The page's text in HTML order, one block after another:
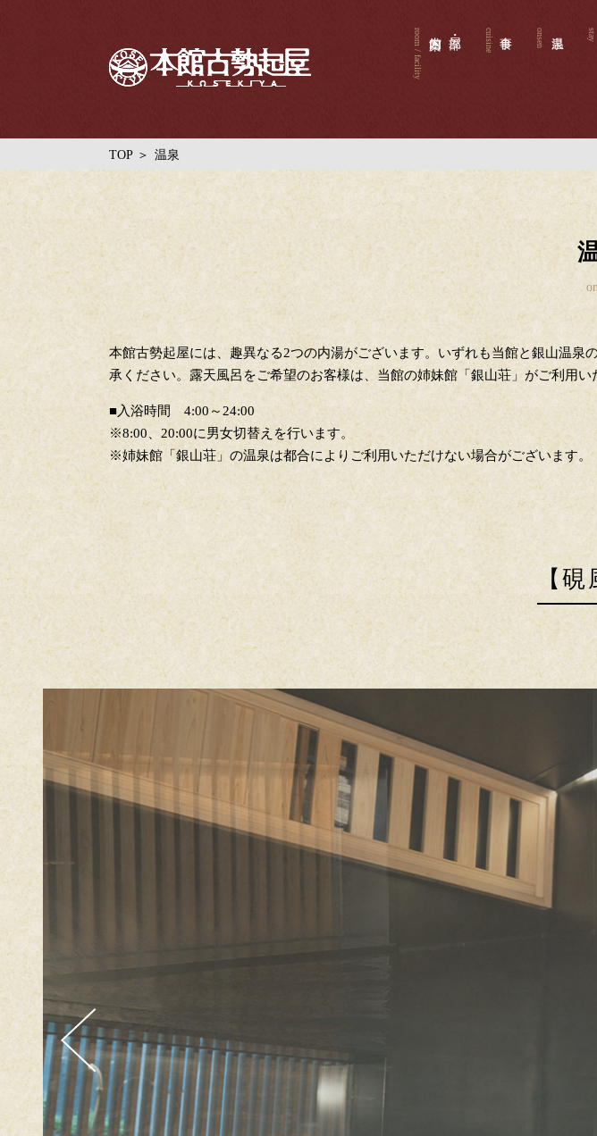
TOP 温泉
本館古勢起屋には、趣異なる2つの内湯がございます。いずれも当館と銀山温
承ください。露天風呂をご希望のお客様は、当館の姉妹館「銀山荘」がご利用い
■入浴時間 4:00～24:00
※8:00、20:00に男女切替えを行います。
※姉妹館「銀山荘」の温泉は都合によりご利用いただけない場合がございます。
【硯